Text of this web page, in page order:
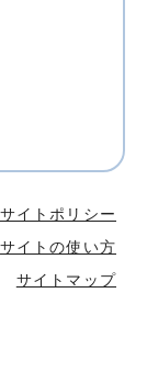
イトポリシー
サイトの使い方
サイトマップ